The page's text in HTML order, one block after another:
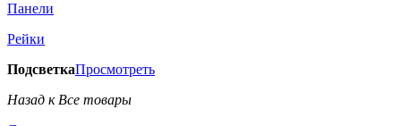
Панели
Рейки
ПодсветкаПросмотреть
Назад к Все товары